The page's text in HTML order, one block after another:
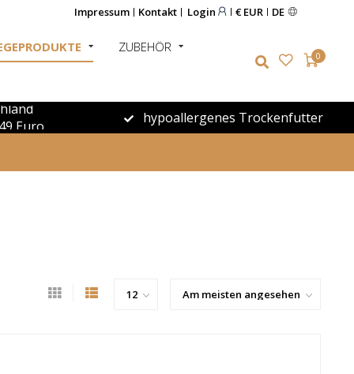
Impressum Kontakt Login € EUR DE
ZUBEHÖR
0
Euro
hypoallergenes Trockenfutter